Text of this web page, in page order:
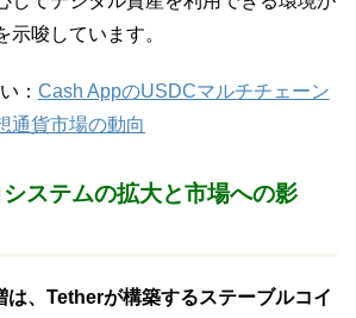
示唆しています。
： Cash AppのUSDCマルチチェーン
通貨市場の動向
ステムの拡大と市場への影
、Tetherが構築するステーブルコイ